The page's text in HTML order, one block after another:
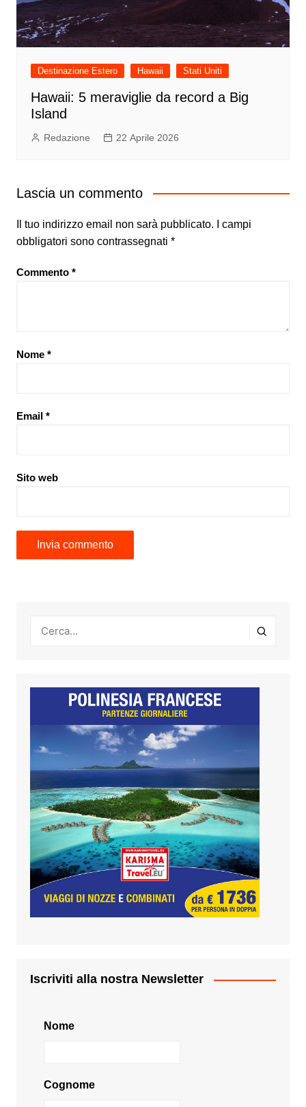
Destinazione Estero Hawaii Stati Uniti
Hawaii: 5 meraviglie da record a Big
Island
Redazione 22 Aprile 2026
Lascia un commento
Il tuo indirizzo email non sarà pubblicato.
I campi
obbligatori sono contrassegnati *
Commento *
Nome *
Email *
Sito web
Iscriviti alla nostra Newsletter
Nome
Cognome